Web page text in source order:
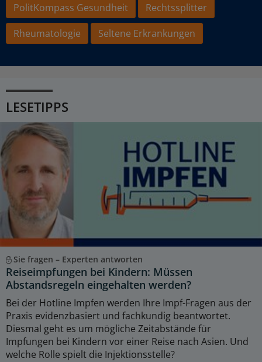
PolitKompass Gesundheit
Rechtssplitter
Rheumatologie
Seltene Erkrankungen
LESETIPPS
Sie fragen – Experten antworten
Reiseimpfungen bei Kindern: Müssen
Abstandsregeln eingehalten werden?
Bei der Hotline Impfen werden Ihre Impf-Fragen aus der
Praxis evidenzbasiert und fachkundig beantwortet.
Diesmal geht es um mögliche Zeitabstände für
Impfungen bei Kindern vor einer Reise nach Asien. Und
welche Rolle spielt die Injektionsstelle?